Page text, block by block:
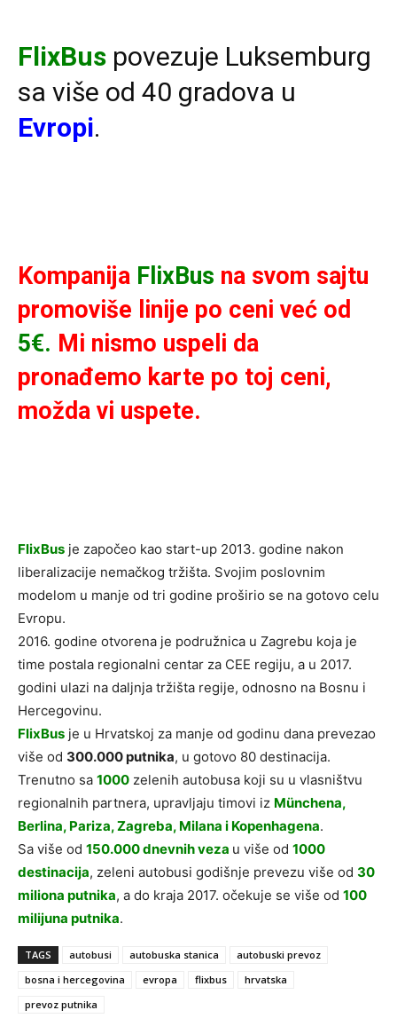
FlixBus povezuje Luksemburg
sa više od 40 gradova u
Evropi.
Kompanija FlixBus na svom sajtu
promoviše linije po ceni već od
5€. Mi nismo uspeli da
pronađemo karte po toj ceni,
možda vi uspete.
FlixBus je započeo kao start-up 2013. godine nakon
liberalizacije nemačkog tržišta. Svojim poslovnim
modelom u manje od tri godine proširio se na gotovo celu
Evropu.
2016. godine otvorena je podružnica u Zagrebu koja je
time postala regionalni centar za CEE regiju, a u 2017.
godini ulazi na daljnja tržišta regije, odnosno na Bosnu i
Hercegovinu.
FlixBus je u Hrvatskoj za manje od godinu dana prevezao
više od 300.000 putnika, u gotovo 80 destinacija.
Trenutno sa 1000 zelenih autobusa koji su u vlasništvu
regionalnih partnera, upravljaju timovi iz Münchena,
Berlina, Pariza, Zagreba, Milana i Kopenhagena.
Sa više od 150.000 dnevnih veza u više od 1000
destinacija, zeleni autobusi godišnje prevezu više od 30
miliona putnika, a do kraja 2017. očekuje se više od 100
milijuna putnika.
TAGS autobusi autobuska stanica
autobuski prevoz
bosna i hercegovina
evropa flixbus
hrvatska
prevoz putnika